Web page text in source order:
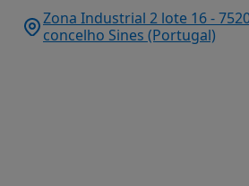
Zona Industrial 2 lote 16 -
concelho Sines (Portugal)